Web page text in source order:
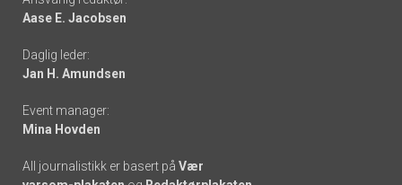
-
links
Aase E. Jacobsen
Daglig leder:
Jan H. Amundsen
Event manager:
Mina Hovden
All journalistikk er basert på Vær